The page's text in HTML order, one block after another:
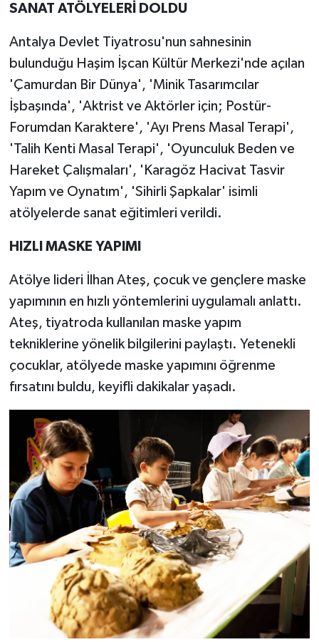
SANAT ATÖLYELERİ DOLDU
Antalya Devlet Tiyatrosu'nun sahnesinin
bulunduğu Haşim İşcan Kültür Merkezi'nde açılan
'Çamurdan Bir Dünya', 'Minik Tasarımcılar
İşbaşında', 'Aktrist ve Aktörler için; Postür-
Forumdan Karaktere', 'Ayı Prens Masal Terapi',
'Talih Kenti Masal Terapi', 'Oyunculuk Beden ve
Hareket Çalışmaları', 'Karagöz Hacivat Tasvir
Yapım ve Oynatım', 'Sihirli Şapkalar' isimli
atölyelerde sanat eğitimleri verildi.
HIZLI MASKE YAPIMI
Atölye lideri İlhan Ateş, çocuk ve gençlere maske
yapımının en hızlı yöntemlerini uygulamalı anlattı.
Ateş, tiyatroda kullanılan maske yapım
tekniklerine yönelik bilgilerini paylaştı. Yetenekli
çocuklar, atölyede maske yapımını öğrenme
fırsatını buldu, keyifli dakikalar yaşadı.